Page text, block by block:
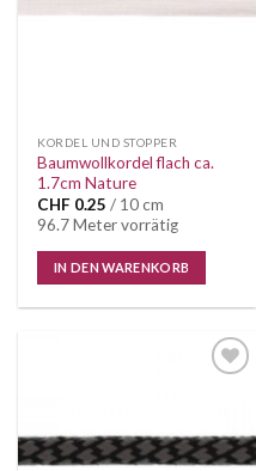
KORDEL UND STOPPER
Baumwollkordel flach ca.
1.7cm Nature
CHF 0.25 / 10 cm
96.7 Meter vorrätig
IN DEN WARENKORB